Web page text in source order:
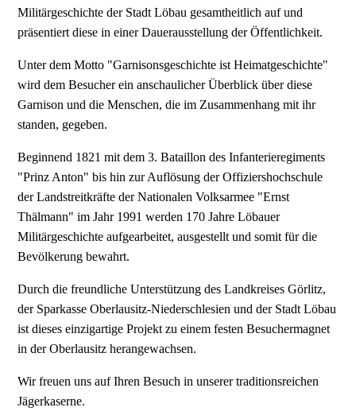
Militärgeschichte der Stadt Löbau gesamtheitlich auf und
präsentiert diese in einer Dauerausstellung der Öffentlichkeit.
Unter dem Motto "Garnisonsgeschichte ist Heimatgeschichte"
wird dem Besucher ein anschaulicher Überblick über diese
Garnison und die Menschen, die im Zusammenhang mit ihr
standen, gegeben.
Beginnend 1821 mit dem 3. Bataillon des Infanterieregiments
"Prinz Anton" bis hin zur Auflösung der Offiziershochschule
der Landstreitkräfte der Nationalen Volksarmee "Ernst
Thälmann" im Jahr 1991 werden 170 Jahre Löbauer
Militärgeschichte aufgearbeitet, ausgestellt und somit für die
Bevölkerung bewahrt.
Durch die freundliche Unterstützung des Landkreises Görlitz,
der Sparkasse Oberlausitz-Niederschlesien und der Stadt Löbau
ist dieses einzigartige Projekt zu einem festen Besuchermagnet
in der Oberlausitz herangewachsen.
Wir freuen uns auf Ihren Besuch in unserer traditionsreichen
Jägerkaserne.